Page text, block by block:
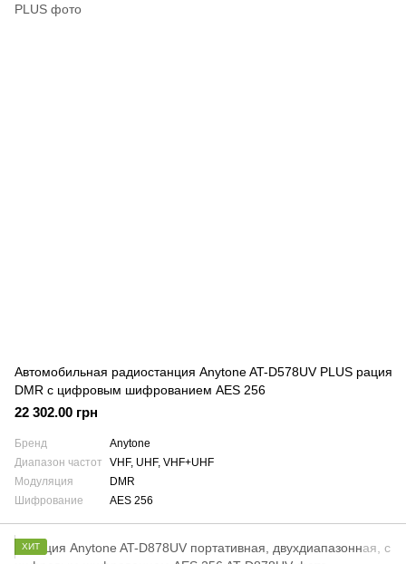
Автомобильная радиостанция Anytone AT-D578UV PLUS рация
DMR с цифровым шифрованием AES 256
22 302.00 грн
Бренд
Anytone
Диапазон частот
VHF, UHF, VHF+UHF
Модуляция
DMR
Шифрование
AES 256
ХИТ